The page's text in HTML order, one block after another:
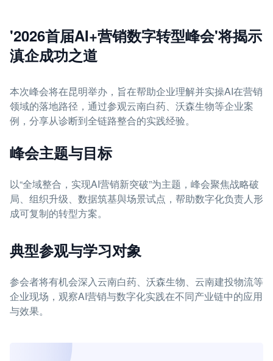
'2026首届AI+营销数字转型峰会'将揭示
滇企成功之道
本次峰会将在昆明举办，旨在帮助企业理解并实操AI在营销
领域的落地路径，通过参观云南白药、沃森生物等企业案
例，分享从诊断到全链路整合的实践经验。
峰会主题与目标
以“全域整合，实现AI营销新突破”为主题，峰会聚焦战略破
局、组织升级、数据筑基與场景试点，帮助数字化负责人形
成可复制的转型方案。
典型参观与学习对象
参会者将有机会深入云南白药、沃森生物、云南建投物流等
企业现场，观察AI营销与数字化实践在不同产业链中的应用
与效果。